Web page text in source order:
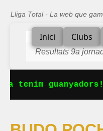
Lliga Total - La web que
Inici Clubs
Resultats 9a
tenim